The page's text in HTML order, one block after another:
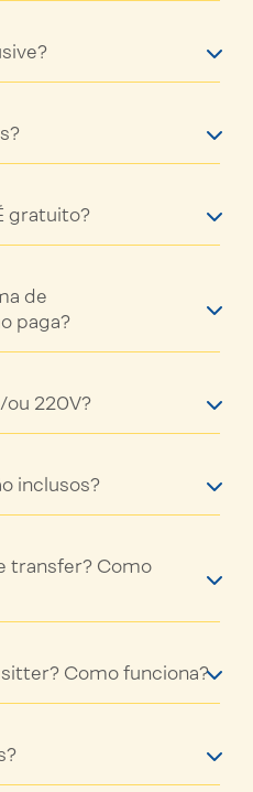
gratuito?
de
paga?
ou 220V?
inclusos?
transfer? Como
Como funciona?